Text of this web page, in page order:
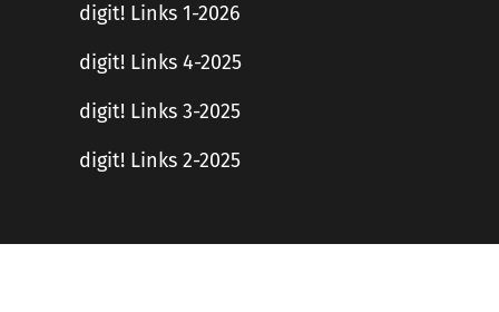
digit! Links 1-2026
digit! Links 4-2025
digit! Links 3-2025
digit! Links 2-2025